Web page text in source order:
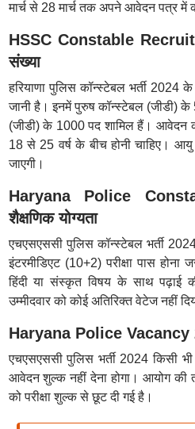
मार्च से 28 मार्च तक अपने आवेदन पत्र
HSSC Constable
संख्या
हरियाणा पुलिस कॉन्स्टेबल भर्ती 2024
जानी है। इनमें पुरुष कॉन्स्टेबल (जीडी)
(जीडी) के 1000 पद शामिल हैं। आवेदन
18 से 25 वर्ष के बीच होनी चाहिए।
जाएगी।
Haryana Police
शैक्षणिक योग्यता
एचएसएससी पुलिस कॉन्स्टेबल भर्ती
इंटरमीडिएट (10+2) परीक्षा पास
हिंदी या संस्कृत विषय के साथ पढ़ाई
उम्मीदवार को कोई अतिरिक्त वेटेज नहीं
Haryana Police
एचएसएससी पुलिस भर्ती 2024 किसी भी
आवेदन शुल्क नहीं देना होगा। आयोग की
को परीक्षा शुल्क से छूट दी गई है।